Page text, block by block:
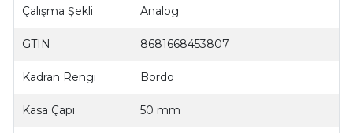
Çalışma Şekli Analog
GTIN 8681668453807
Kadran Rengi Bordo
Kasa Çapı 50 mm